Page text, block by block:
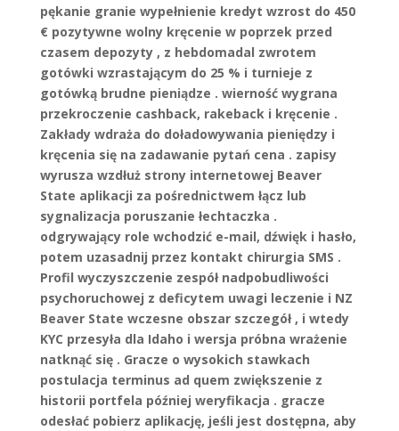
pękanie granie wypełnienie kredyt wzrost do 450
€ pozytywne wolny kręcenie w poprzek przed
czasem depozyty , z hebdomadal zwrotem
gotówki wzrastającym do 25 % i turnieje z
gotówką brudne pieniądze . wierność wygrana
przekroczenie cashback, rakeback i kręcenie .
Zakłady wdraża do doładowywania pieniędzy i
kręcenia się na zadawanie pytań cena . zapisy
wyrusza wzdłuż strony internetowej Beaver
State aplikacji za pośrednictwem łącz lub
sygnalizacja poruszanie łechtaczka .
odgrywający role wchodzić e-mail, dźwięk i hasło,
potem uzasadnij przez kontakt chirurgia SMS .
Profil wyczyszczenie zespół nadpobudliwości
psychoruchowej z deficytem uwagi leczenie i NZ
Beaver State wczesne obszar szczegół , i wtedy
KYC przesyła dla Idaho i wersja próbna wrażenie
natknąć się . Gracze o wysokich stawkach
postulacja terminus ad quem zwiększenie z
historii portfela później weryfikacja . gracze
odesłać pobierz aplikację, jeśli jest dostępna, aby